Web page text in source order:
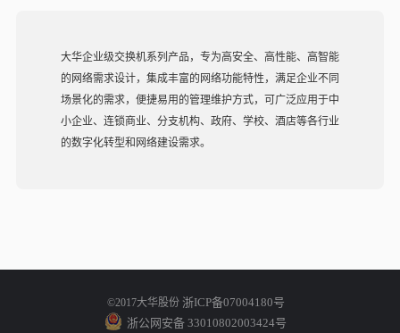
大华企业级交换机系列产品，专为高安全、高性能、高智能
的网络需求设计，集成丰富的网络功能特性，满足企业不同
场景化的需求，便捷易用的管理维护方式，可广泛应用于中
小企业、连锁商业、分支机构、政府、学校、酒店等各行业
的数字化转型和网络建设需求。
©2017大华股份 浙ICP备07004180号
浙公网安备 33010802003424号